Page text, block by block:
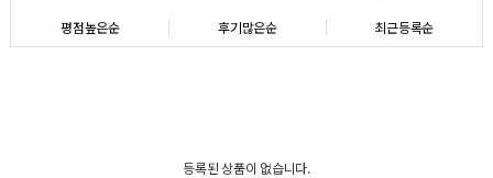
평점높은순 후기많은순 최근등록순
등록된 상품이 없습니다.